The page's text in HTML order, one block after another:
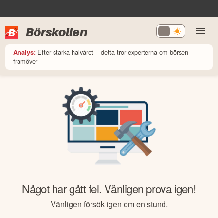
Börskollen
Analys: Efter starka halvåret – detta tror experterna om börsen
framöver
Något har gått fel. Vänligen prova igen!
Vänligen försök igen om en stund.